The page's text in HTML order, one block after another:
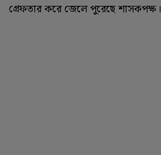
গ্রেফতার করে জেলে পুরেছে শাসকপক্ষ।